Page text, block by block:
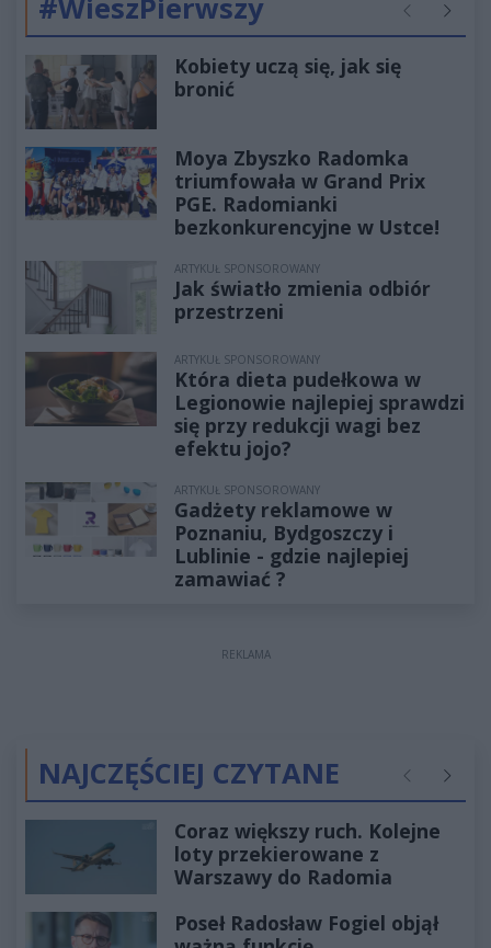
#WieszPierwszy Poprzednie
Kobiety uczą się, jak się
bronić
Moya Zbyszko Radomka
triumfowała w Grand Prix
PGE. Radomianki
bezkonkurencyjne w Ustce!
ARTYKUŁ SPONSOROWANY
Jak światło zmienia odbiór
przestrzeni
ARTYKUŁ SPONSOROWANY
Która dieta pudełkowa w
Legionowie najlepiej sprawdzi
się przy redukcji wagi bez
efektu jojo?
ARTYKUŁ SPONSOROWANY
Gadżety reklamowe w
Poznaniu, Bydgoszczy i
Lublinie - gdzie najlepiej
zamawiać ?
REKLAMA
NAJCZĘŚCIEJ CZYTANE Poprzednie
Coraz większy ruch. Kolejne
loty przekierowane z
Warszawy do Radomia
Poseł Radosław Fogiel objął